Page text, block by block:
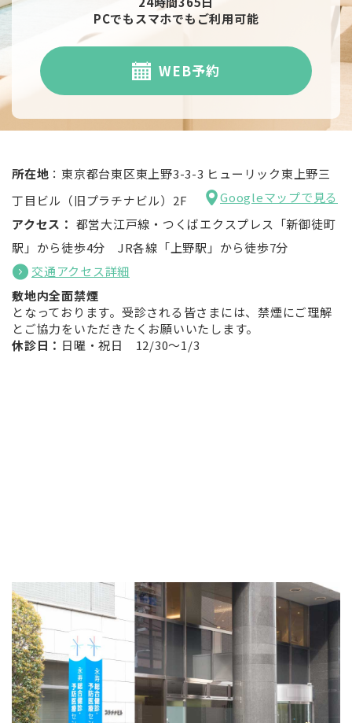
PCでもスマホでもご利用可能
WEB予約
所在地 ：東京都台東区東上野3-3-3 ヒューリック東上野三
丁目ビル（旧プラチナビル）2F
Googleマップで見る
アクセス： 都営大江戸線・つくばエクスプレス「新御徒町
駅」から徒歩4分 JR各線「上野駅」から徒歩7分
交通アクセス詳細
敷地内全面禁煙
となっております。受診される皆さまには、禁煙にご理解
とご協力をいただきたくお願いいたします。
休診日： 日曜・祝日 12/30～1/3